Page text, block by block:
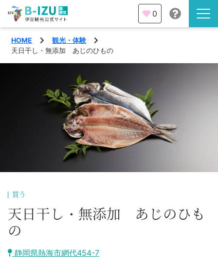
伊豆半島を知る
観光・体験
熱海市
沼津市
三島市
旅の計画
モデルコース
宿泊・予約
0
HOME
観光・体験
天日干し・無添加 あじのひもの
買う
天日干し・無添加 あじのひも
の
静岡県熱海市網代454-7